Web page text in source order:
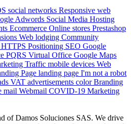
social networks Responsive web
Adwords Social Media Hosting
Ecommerce Online stores Prestashop
Web lodging Community
HTTPS Positioning SEO Google
PQRS Virtual Office Google Maps
Traffic mobile devices Web
Page landing page I'm not a robot
VAT advertisements colorBranding
mail Webmail COVID-19 Marketing
of Damos Soluciones SAS. We drive